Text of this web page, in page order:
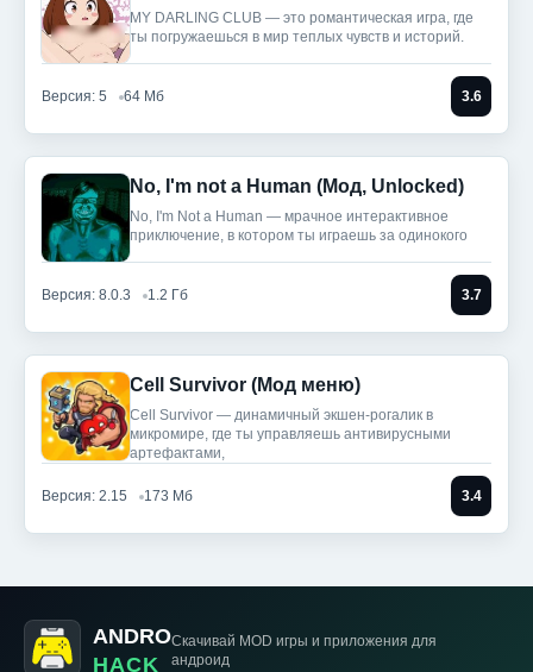
MY DARLING CLUB — это романтическая игра, где
ты погружаешься в мир теплых чувств и историй.
Версия: 5 64 Мб 3.6
No, I'm not a Human (Мод, Unlocked)
No, I'm Not a Human — мрачное интерактивное
приключение, в котором ты играешь за одинокого
Версия: 8.0.3 1.2 Гб 3.7
Cell Survivor (Мод меню)
Cell Survivor — динамичный экшен-рогалик в
микромире, где ты управляешь антивирусными
артефактами,
Версия: 2.15 173 Мб 3.4
ANDRO
HACK
Скачивай MOD игры и приложения для
андроид